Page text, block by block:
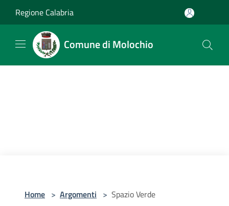
Regione Calabria
Comune di Molochio
Home > Argomenti > Spazio Verde